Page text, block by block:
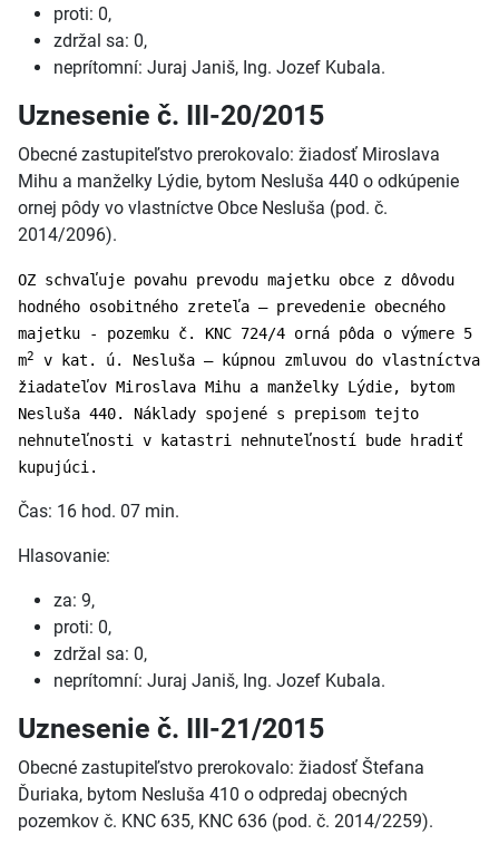
proti: 0,
zdržal sa: 0,
neprítomní: Juraj Janiš, Ing. Jozef Kubala.
Uznesenie č. III-20/2015
Obecné zastupiteľstvo prerokovalo: žiadosť Miroslava
Mihu a manželky Lýdie, bytom Nesluša 440 o odkúpenie
ornej pôdy vo vlastníctve Obce Nesluša (pod. č.
2014/2096).
OZ schvaľuje povahu prevodu majetku obce z dôvodu
hodného osobitného zreteľa – prevedenie obecného
majetku - pozemku č. KNC 724/4 orná pôda o výmere 5
m2
v kat. ú. Nesluša – kúpnou zmluvou do vlastníctva
žiadateľov Miroslava Mihu a manželky Lýdie, bytom
Nesluša 440. Náklady spojené s prepisom tejto
nehnuteľnosti v katastri nehnuteľností bude hradiť
kupujúci.
Čas: 16 hod. 07 min.
Hlasovanie:
za: 9,
proti: 0,
zdržal sa: 0,
neprítomní: Juraj Janiš, Ing. Jozef Kubala.
Uznesenie č. III-21/2015
Obecné zastupiteľstvo prerokovalo: žiadosť Štefana
Ďuriaka, bytom Nesluša 410 o odpredaj obecných
pozemkov č. KNC 635, KNC 636 (pod. č. 2014/2259).